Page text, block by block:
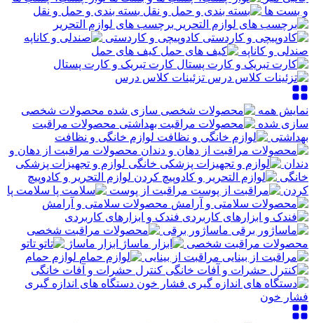
و بست ها
بسته بندی و حمل و نقل
برچسب های لوازم التحریر
کادوپیچی و کاردستی
صندلی و کاناپه
کیف های حمل
کارت تبریک و کارت پستال
تزئینات کلاس درس
نمایش همه
محصولات شخصی
سازی شده
محصولات مراقبت
بهداشتی
لوازم خانگی و نظافت
محصولات مراقبت از دهان و
دندان
لوازم و تجهیزات پزشکی
خانگی
لوازم التحریر و کادوپیچ
کردن
مراقبت از پوست
سلامت پا
محصولات سلامتی و آرامش
فندک و ابزارهای کاربردی
ماساژور برقی
محصولات مراقبت شخصی
ابزار ماساژ
تاتو
مراقبت از بینایی
لوازم حمام
کنترل حشرات و آفات خانگی
دستگاه های اندازه گیری
فشار خون